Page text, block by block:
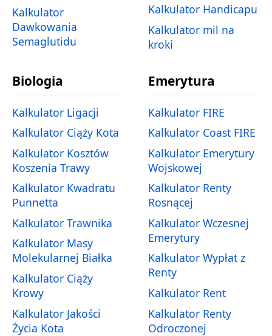
Kalkulator
Dawkowania
Semaglutidu
Kalkulator Handicapu
Kalkulator mil na
kroki
Biologia
Kalkulator Ligacji
Kalkulator Ciąży Kota
Kalkulator Kosztów
Koszenia Trawy
Kalkulator Kwadratu
Punnetta
Kalkulator Trawnika
Kalkulator Masy
Molekularnej Białka
Kalkulator Ciąży
Krowy
Kalkulator Jakości
Życia Kota
Emerytura
Kalkulator FIRE
Kalkulator Coast FIRE
Kalkulator Emerytury
Wojskowej
Kalkulator Renty
Rosnącej
Kalkulator Wczesnej
Emerytury
Kalkulator Wypłat z
Renty
Kalkulator Rent
Kalkulator Renty
Odroczonej